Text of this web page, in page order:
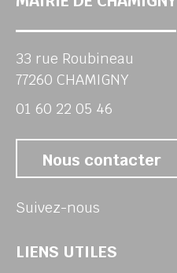
33 rue Roubineau
77260 CHAMIGNY
01 60 22 05 46
Nous contacter
Suivez-nous
LIENS UTILES